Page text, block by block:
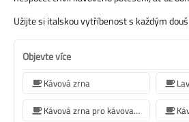
Užijte si italskou vytříbenost s každým
Objevte více
Kávová zrna
Kávová zrna pro kávovar Jura